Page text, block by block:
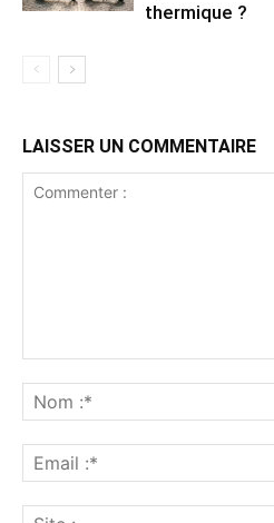
thermique ?
LAISSER UN COMMENTAIRE